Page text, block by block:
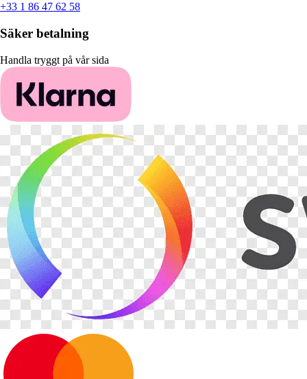
+33 1 86 47 62 58
Säker betalning
Handla tryggt på vår sida